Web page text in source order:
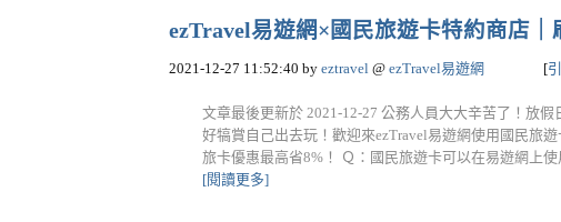
ezTravel易遊網×國民旅遊卡特約商店
2021-12-27 11:52:40 by eztravel @ ezTravel易遊網 [
文章最後更新於 2021-12-27 公務人員大大辛苦了！放
好犒賞自己出去玩！歡迎來ezTravel易遊網使用國民旅
旅卡優惠最高省8%！ Ｑ：國民旅遊卡可以在易遊網上
[閱讀更多]